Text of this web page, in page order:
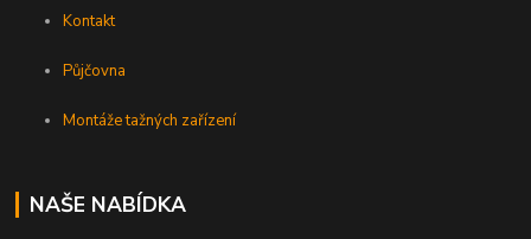
Kontakt
Půjčovna
Montáže tažných zařízení
NAŠE NABÍDKA